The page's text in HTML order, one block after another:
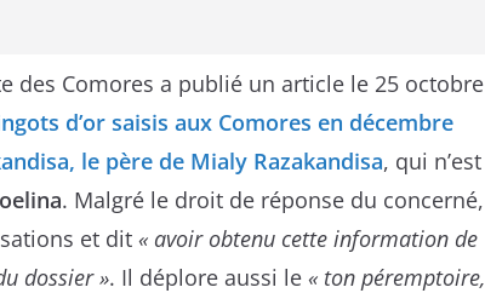
des Comores a publié un article le 25 octobre
d’or saisis aux Comores en décembre
le père de Mialy Razakandisa, qui n’est
. Malgré le droit de réponse du concerné,
et dit « avoir obtenu cette information de
dossier ». Il déplore aussi le « ton péremptoire,